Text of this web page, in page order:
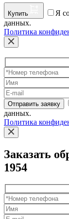
Купить
Я
данных.
Политика
Отправить заявку
данных.
Политика
Заказать
1954